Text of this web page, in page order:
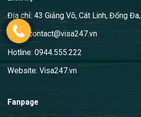
Địa chỉ: 43 Giảng Võ, Cát Linh, Đống
Email: contact@visa247.vn
Hotline: 0944.555.222
Website: Visa247.vn
Fanpage